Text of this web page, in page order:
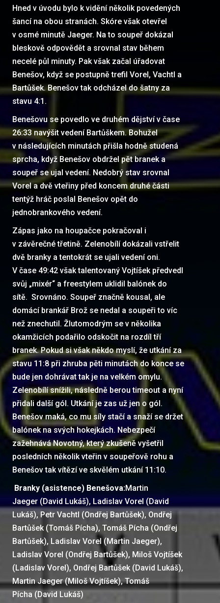
Hned v úvodu bylo k vidění několik povedených
šancí na obou stranách. Skóre však otevřel
v osmé minutě Jaeger. Na to soupeř dokázal
bleskově odpovědět a srovnal stav během
necelé půl minuty. Pak však začal úřadovat
Benešov, když se postupně trefil Vorel, Vachtl a
Bartůšek. Benešov tak odcházel do šatny za
stavu 4:1.
Benešovu se povedlo ve druhém dějství v čase
26:33 navýšit vedení Bartůškem. Bohužel
v následujících minutách přišla hodně studená
sprcha, když Benešov obdržel pět branek a
soupeř se ujal vedení. Nedobrý stav srovnal
Vorel a dvě vteřiny před koncem druhé části
tentýž hráč poslal Benešov opět do
jednobrankového vedení.
Zápas jako na houpačce pokračoval i
v závěrečné třetině. Zelenobílí dokázali vstřelit
dvě branky a tentokrát se ujali vedení oni.
V čase 49:42 však talentovaný Vojtíšek předvedl
svůj „mixér“ a freestylem uklidil balónek do
sítě. Srovnáno. Soupeř značně kousal, ale
domácí brankář Brož se nedal a soupeři to víc
než znechutil. Žlutomodrým se v několika
okamžicích podařilo odskočit na rozdíl tří
branek. Pokud si však někdo myslí, že utkání za
stavu 11:8 při zhruba pěti minutách do konce se
bude jen dohrávat tak je na velkém omylu.
Zelenobílí snížili, následně berou timeout a nyní
přidali další gól. Utkání je zas už jen o gól.
Benešov maká, co mu síly stačí a snaží se držet
balónek na svých hokejkách. Nebezpečí
zažehnává Novotný, který zkušeně vyšetřil
posledních několik vteřin v soupeřově rohu a
Benešov tak vítězí ve skvělém utkání 11:10.
Branky (asistence) Benešova:Martin
Jaeger (David Lukáš), Ladislav Vorel (David
Lukáš), Petr Vachtl (Ondřej Bartůšek), Ondřej
Bartůšek (Tomáš Pícha), Tomáš Pícha (Ondřej
Bartůšek), Ladislav Vorel (Martin Jaeger),
Ladislav Vorel (Ondřej Bartůšek), Miloš Vojtíšek
(Ladislav Vorel), Ondřej Bartůšek (David Lukáš),
Martin Jaeger (Miloš Vojtíšek), Tomáš
Pícha (David Lukáš)